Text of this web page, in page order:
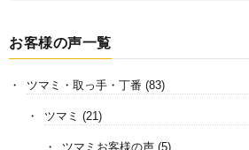
お客様の声一覧
ツマミ・取っ手・丁番 (83)
ツマミ (21)
ツマミお客様の声 (5)